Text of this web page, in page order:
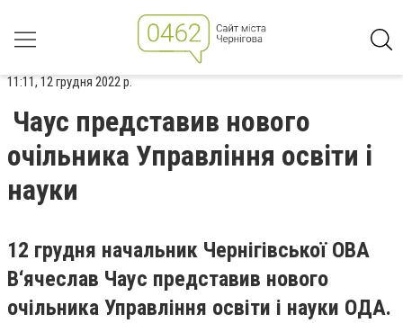
11:11, 12 грудня 2022 р.
Чаус представив нового
очільника Управління освіти і
науки
12 грудня начальник Чернігівської ОВА
В‘ячеслав Чаус представив нового
очільника Управління освіти і науки ОДА.